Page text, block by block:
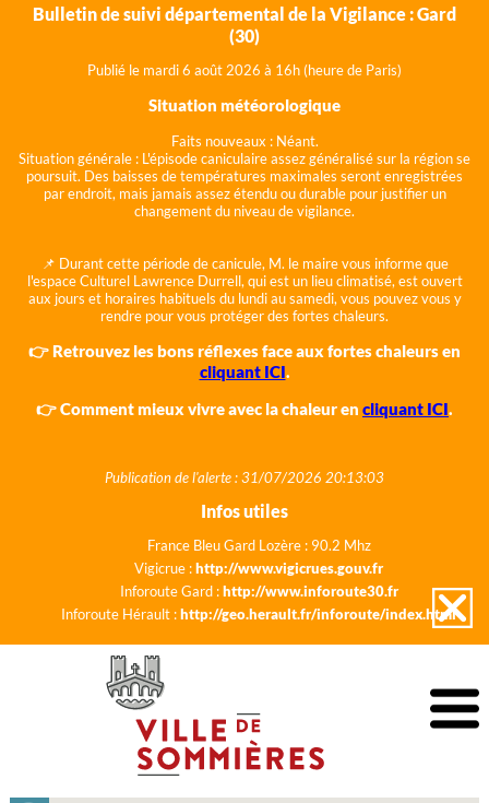
Bulletin de suivi départemental de la Vigilance : Gard
(30)
Publié le mardi 6 août 2026 à 16h (heure de Paris)
Situation météorologique
Faits nouveaux : Néant.
Situation générale : L'épisode caniculaire assez généralisé sur la région se
poursuit. Des baisses de températures maximales seront enregistrées
par endroit, mais jamais assez étendu ou durable pour justifier un
changement du niveau de vigilance.
📌 Durant cette période de canicule, M. le maire vous informe que
l'espace Culturel Lawrence Durrell, qui est un lieu climatisé, est ouvert
aux jours et horaires habituels du lundi au samedi, vous pouvez vous y
rendre pour vous protéger des fortes chaleurs.
👉 Retrouvez les bons réflexes face aux fortes chaleurs en
cliquant ICI.
👉 Comment mieux vivre avec la chaleur en cliquant ICI.
Publication de l'alerte : 31/07/2026 20:13:03
Infos utiles
France Bleu Gard Lozère : 90.2 Mhz
Vigicrue :http://www.vigicrues.gouv.fr
Inforoute Gard :http://www.inforoute30.fr
Inforoute Hérault :http://geo.herault.fr/inforoute/index.html